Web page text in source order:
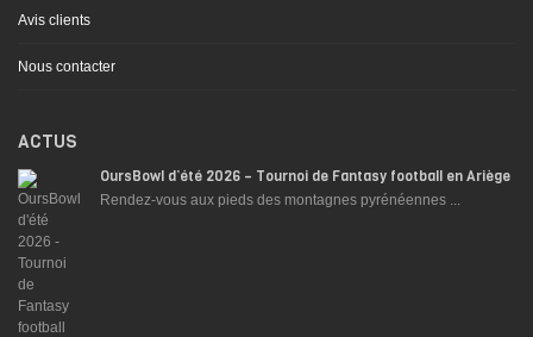
Avis clients
Nous contacter
ACTUS
OursBowl d’été 2026 – Tournoi de Fantasy football en Ariège
Rendez-vous aux pieds des montagnes pyrénéennes ...